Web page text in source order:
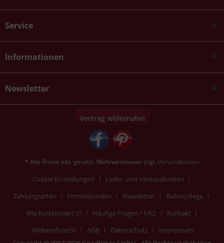
Service
Informationen
Newsletter
Vertrag widerrufen
* Alle Preise inkl. gesetzl. Mehrwertsteuer zzgl. Versandkosten
Cookie Einstellungen
Liefer- und Versandkosten
Zahlungsarten
Firmenkunden Newsletter
Ballonpflege
Wie funktioniert's?
Häufige Fragen / FAQ
Kontakt
Widerrufsrecht
AGB Datenschutz
Impressum